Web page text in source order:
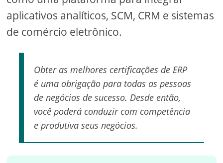
aplicativos analíticos, SCM, CRM e sistemas
de comércio eletrônico.
Obter as melhores certificações de ERP
é uma obrigação para todas as pessoas
de negócios de sucesso. Desde então,
você poderá conduzir com competência
e produtiva seus negócios.